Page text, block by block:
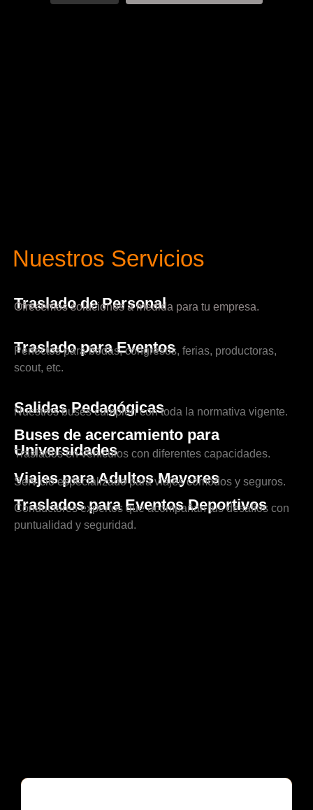
Nuestros Servicios
Traslado de Personal
Ofrecemos soluciones a medida para tu empresa.
Traslado para Eventos
Perfectos para bodas, congresos, ferias, productoras,
scout, etc.
Salidas Pedagógicas
Nuestros buses cumplen con toda la normativa vigente.
Buses de acercamiento para
Universidades
Traslados en vehículos con diferentes capacidades.
Viajes para Adultos Mayores
Servicio especializado para viajes cómodos y seguros.
Traslados para Eventos Deportivos
Conductores expertos que acompañan tus desafíos con
puntualidad y seguridad.